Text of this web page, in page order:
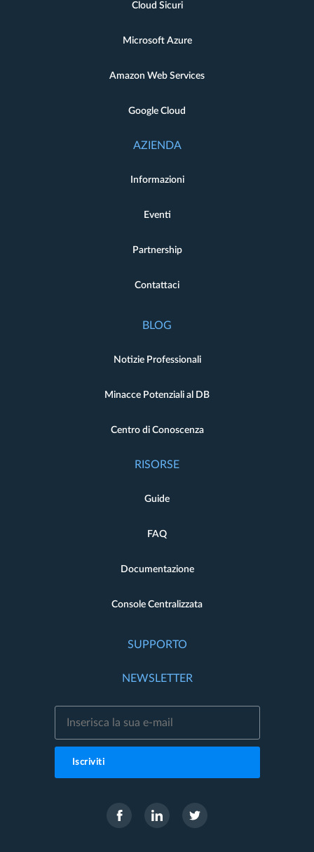
Cloud Sicuri
Microsoft Azure
Amazon Web Services
Google Cloud
AZIENDA
Informazioni
Eventi
Partnership
Contattaci
BLOG
Notizie Professionali
Minacce Potenziali al DB
Centro di Conoscenza
RISORSE
Guide
FAQ
Documentazione
Console Centralizzata
SUPPORTO
NEWSLETTER
Iscriviti